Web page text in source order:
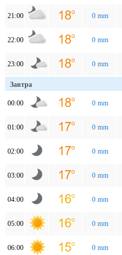
21:00 0 mm
22:00 0 mm
23:00 0 mm
Завтра
00:00 0 mm
01:00 0 mm
02:00 0 mm
03:00 0 mm
04:00 0 mm
05:00 0 mm
06:00 0 mm